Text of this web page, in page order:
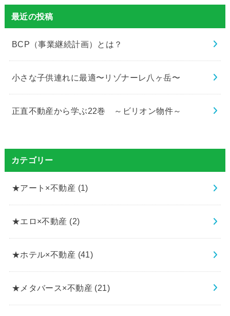
最近の投稿
BCP（事業継続計画）とは？
小さな子供連れに最適〜リゾナーレ八ヶ岳〜
正直不動産から学ぶ22巻 ～ビリオン物件～
カテゴリー
★アート×不動産 (1)
★エロ×不動産 (2)
★ホテル×不動産 (41)
★メタバース×不動産 (21)